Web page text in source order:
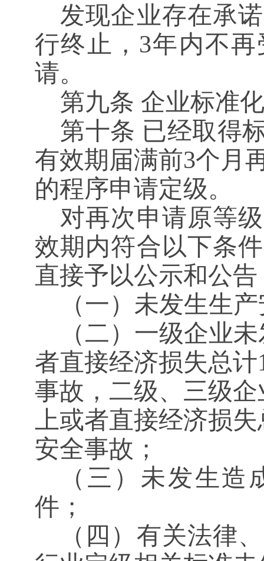
发现企业存在承
行终止， 3年内不
请。
第九条 企业标准
第十条 已经取得
有效期届满前3个月
的程序申请定级。
对再次申请原等
效期内符合以下条
直接予以公示和公告
（一）未发生生
（二）一级企业
者直接经济损失总
事故，二级、三级
上或者直接经济损
安全事故；
（三）未发生
件；
（四）有关法律